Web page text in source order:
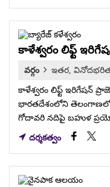
కాళేశ్వరం లిఫ్ట్
వర్గం
ఇతర,
కాళేశ్వరం లిఫ్ట్ ఇరిగేషన్
భారతదేశంలోని
గోదావరి నదిపై బహుళ
ప్రపంచంలోనే అతిపెద్ద…
దర్శకత్వం